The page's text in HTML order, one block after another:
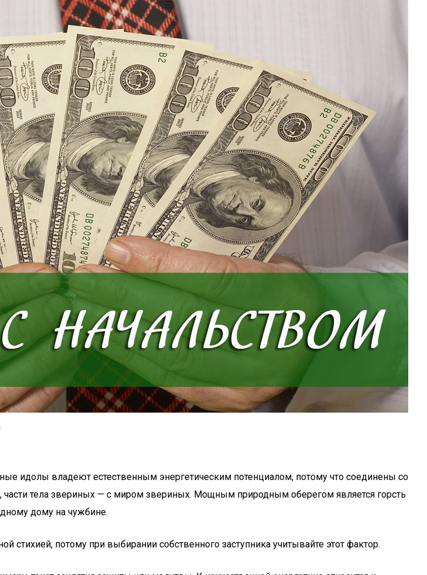
идолы владеют естественным энергетическим потенциалом, потому что соединены со
тела звериных — с миром звериных. Мощным природным оберегом является горсть
дому на чужбине.
потому при выбирании собственного заступника учитывайте этот фактор.